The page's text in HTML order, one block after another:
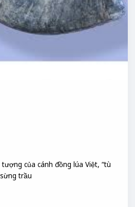
của cánh đồng lúa Việt, “tù
trầu